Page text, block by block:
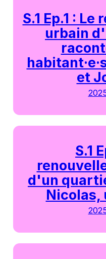
S.1 Ep.1 :
urbain
et
S.1
d'un
Nicolas,